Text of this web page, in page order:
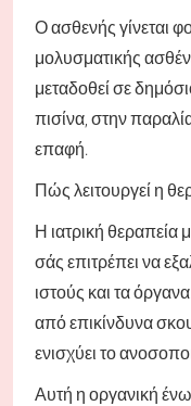
Ο ασθενής γίνεται
μολυσματικής
μεταδοθεί σε
πισίνα, στην
επαφή.
Πώς λειτουργεί η
Η ιατρική θεραπεία
σάς επιτρέπει να
ιστούς και τα
από επικίνδυνα
ενισχύει το
Αυτή η οργανική